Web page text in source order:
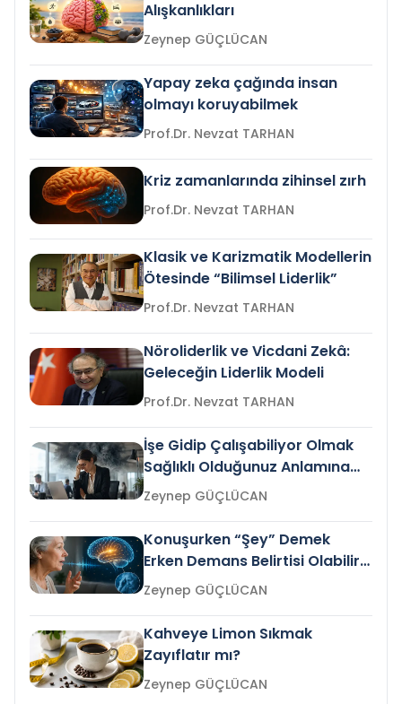
Alışkanlıkları
Zeynep GÜÇLÜCAN
Yapay zeka çağında insan
olmayı koruyabilmek
Prof.Dr. Nevzat TARHAN
Kriz zamanlarında zihinsel zırh
Prof.Dr. Nevzat TARHAN
Klasik ve Karizmatik Modellerin
Ötesinde “Bilimsel Liderlik”
Prof.Dr. Nevzat TARHAN
Nöroliderlik ve Vicdani Zekâ:
Geleceğin Liderlik Modeli
Prof.Dr. Nevzat TARHAN
İşe Gidip Çalışabiliyor Olmak
Sağlıklı Olduğunuz Anlamına
Gelir mi?Zeynep GÜÇLÜCAN
Konuşurken “Şey” Demek
Erken Demans Belirtisi Olabilir
mi?
Zeynep GÜÇLÜCAN
Kahveye Limon Sıkmak
Zayıflatır mı?
Zeynep GÜÇLÜCAN